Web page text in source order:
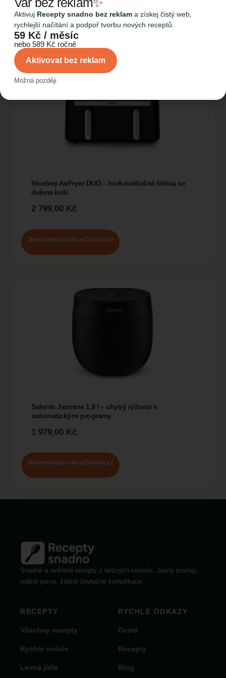
Niceboy AirFryer DUO – horkovzdušná fritéza se
dvěma koši
2 799,00 Kč
Zkontrolovat cenu u Comfor.cz
Salente Jasmine 1,9 l – chytrý rýžovar s
automatickými programy
1 979,00 Kč
Zkontrolovat cenu u Comfor.cz
Snadné a ověřené recepty z běžných surovin. Jasný postup,
reálné porce, žádné zbytečné komplikace.
RECEPTY
Všechny recepty
Rychlé večeře
Levná jídla
RYCHLÉ ODKAZY
Domů
Recepty
Blog
Aktivuj Recepty snadno bez reklam a získej čistý web,
rychlejší načítání a podpoř tvorbu nových receptů.
59 Kč / měsíc
nebo 589 Kč ročně
Aktivovat bez reklam
Možná později